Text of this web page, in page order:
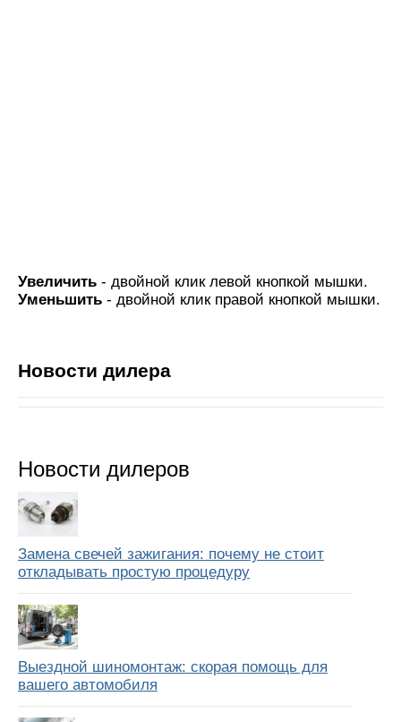
Увеличить - двойной клик левой кнопкой мышки.
Уменьшить - двойной клик правой кнопкой мышки.
Новости дилера
Новости дилеров
Замена свечей зажигания: почему не стоит
откладывать простую процедуру
Выездной шиномонтаж: скорая помощь для
вашего автомобиля